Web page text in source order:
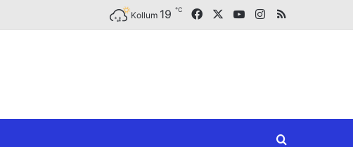
Kollum 19 ℃ FacebookYouTubeInstagram
RSS
Zoeken naar